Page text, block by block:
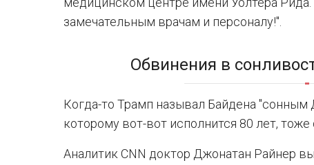
замечательным врачам и персоналу!".
Обвинения в
Когда-то Трамп называл Байдена "сонным
которому вот-вот исполнится 80 лет,
Аналитик CNN доктор Джонатан Райнер